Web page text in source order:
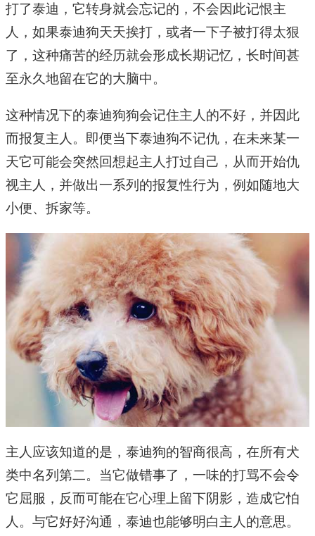
打了泰迪，它转身就会忘记的，不会因此记恨主
人，如果泰迪狗天天挨打，或者一下子被打得太狠
了，这种痛苦的经历就会形成长期记忆，长时间甚
至永久地留在它的大脑中。
这种情况下的泰迪狗狗会记住主人的不好，并因此
而报复主人。即便当下泰迪狗不记仇，在未来某一
天它可能会突然回想起主人打过自己，从而开始仇
视主人，并做出一系列的报复性行为，例如随地大
小便、拆家等。
主人应该知道的是，泰迪狗的智商很高，在所有犬
类中名列第二。当它做错事了，一味的打骂不会令
它屈服，反而可能在它心理上留下阴影，造成它怕
人。与它好好沟通，泰迪也能够明白主人的意思。